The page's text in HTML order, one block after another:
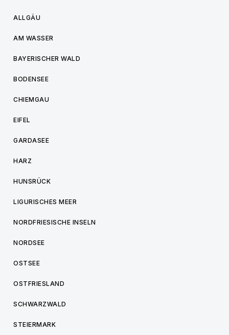
ALLGÄU
AM WASSER
BAYERISCHER WALD
BODENSEE
CHIEMGAU
EIFEL
GARDASEE
HARZ
HUNSRÜCK
LIGURISCHES MEER
NORDFRIESISCHE INSELN
NORDSEE
OSTSEE
OSTFRIESLAND
SCHWARZWALD
STEIERMARK